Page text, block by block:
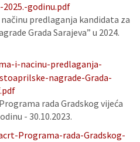
2025.-godinu.pdf
predlaganja kandidata za
Grada Sarajeva” u 2024.
i-nacinu-predlaganja-
nagrade-Grada-
rada Gradskog vijeća
- 30.10.2023.
Programa-rada-Gradskog-